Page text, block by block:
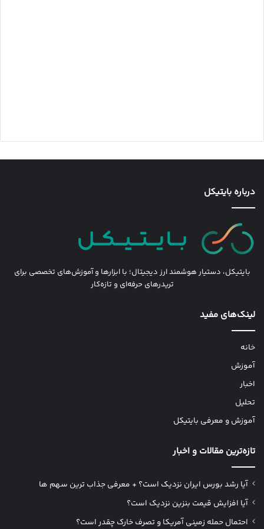
درباره بایتیکل
بایتیکل، دستیار هوشمند ارز دیجیتال؛ با ابزارها و آموزش‌های تخصصی برای
تریدرهای حرفه‌ای و تازه‌کار
لینک‌های مفید
خانه
آموزش
اخبار
تحلیل
آموزش و معرفی بایتیکل
تازه‌ترین مقالات و اخبار
آیا رشد بورس ایران نزدیک است؟ + معرفی جذاب ترین سهم ها
آیا افزایش قیمت بنزین نزدیک است؟
احتمال حمله زمینی آمریکا و تصرف خارک چقدر است؟